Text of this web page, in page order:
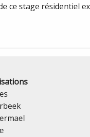
ce stage résidentiel